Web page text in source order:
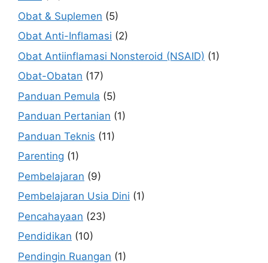
Obat & Suplemen (5)
Obat Anti-Inflamasi (2)
Obat Antiinflamasi Nonsteroid (NSAID) (1)
Obat-Obatan (17)
Panduan Pemula (5)
Panduan Pertanian (1)
Panduan Teknis (11)
Parenting (1)
Pembelajaran (9)
Pembelajaran Usia Dini (1)
Pencahayaan (23)
Pendidikan (10)
Pendingin Ruangan (1)